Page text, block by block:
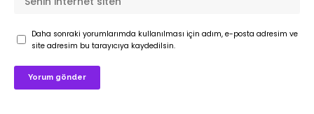
Daha sonraki yorumlarımda kullanılması için adım, e-posta adresim ve
site adresim bu tarayıcıya kaydedilsin.